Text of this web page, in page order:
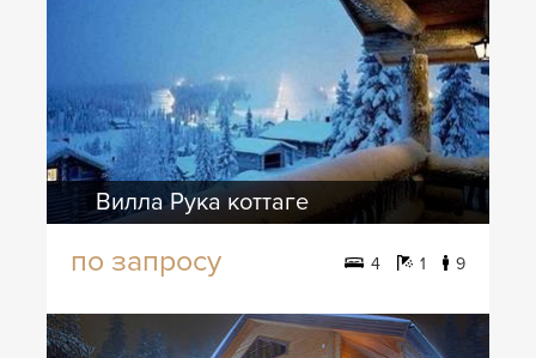
Вилла Рука коттаге
по запросу 4 1 9